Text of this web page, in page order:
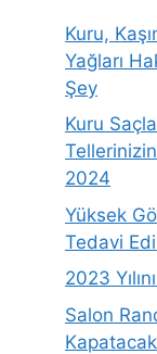
Kuru,
Yağları
Şey
Kuru
2024
Yüksek
Tedavi
2023
Salon